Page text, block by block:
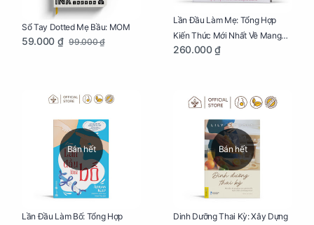
Sổ Tay Dotted Mẹ Bầu: MOM
59.000 ₫ 99.000 ₫
Lần Đầu Làm Mẹ: Tổng Hợp
Kiến Thức Mới Nhất Về Mang
Thai Và Sinh Nở Cho Mẹ Bầu
260.000 ₫
Bán hết
Lần Đầu Làm Bố: Tổng Hợp
Bán hết
Dinh Dưỡng Thai Kỳ: Xây Dựng